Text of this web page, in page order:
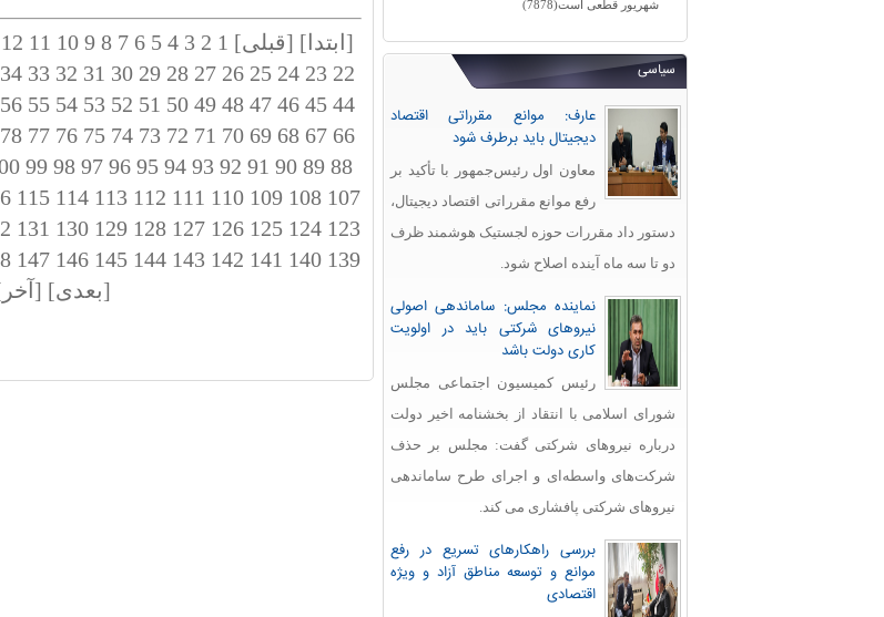
شهریور قطعی است(7878)
سیاسی
عارف: موانع مقرراتی اقتصاد
دیجیتال باید برطرف شود
معاون اول رئیس‌جمهور با تأکید بر
رفع موانع مقرراتی اقتصاد دیجیتال،
دستور داد مقررات حوزه لجستیک هوشمند ظرف
دو تا سه ماه آینده اصلاح شود.
نماینده مجلس: ساماندهی اصولی
نیروهای شرکتی باید در اولویت
کاری دولت باشد
رئیس کمیسیون اجتماعی مجلس
شورای اسلامی با انتقاد از بخشنامه اخیر دولت
درباره نیروهای شرکتی گفت: مجلس بر حذف
شرکت‌های واسطه‌ای و اجرای طرح ساماندهی
نیروهای شرکتی پافشاری می کند.
بررسی راهکارهای تسریع در رفع
موانع و توسعه مناطق آزاد و ویژه
اقتصادی
[ابتدا] [قبلی] 1
2
3
4
5
6
7
8
9
10
11
12
22
23
24
25
26
27
28
29
30
31
32
33
34
44
45
46
47
48
49
50
51
52
53
54
55
56
66
67
68
69
70
71
72
73
74
75
76
77
78
88
89
90
91
92
93
94
95
96
97
98
99
107
108
109
110
111
112
113
114
115
123
124
125
126
127
128
129
130
131
139
140
141
142
143
144
145
146
147
[بعدی]